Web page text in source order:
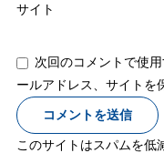
サイト
次回のコメントで使
ールアドレス、サイトを
このサイトはスパムを低